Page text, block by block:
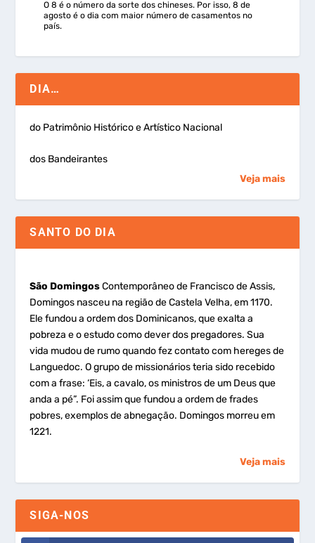
O 8 é o número da sorte dos chineses. Por isso, 8 de
agosto é o dia com maior número de casamentos no
país.
DIA…
do Patrimônio Histórico e Artístico Nacional
dos Bandeirantes
Veja mais
SANTO DO DIA
São DomingosContemporâneo de Francisco de Assis,
Domingos nasceu na região de Castela Velha, em 1170.
Ele fundou a ordem dos Dominicanos, que exalta a
pobreza e o estudo como dever dos pregadores. Sua
vida mudou de rumo quando fez contato com hereges de
Languedoc. O grupo de missionários teria sido recebido
com a frase: ‘Eis, a cavalo, os ministros de um Deus que
anda a pé”. Foi assim que fundou a ordem de frades
pobres, exemplos de abnegação. Domingos morreu em
1221.
Veja mais
SIGA-NOS